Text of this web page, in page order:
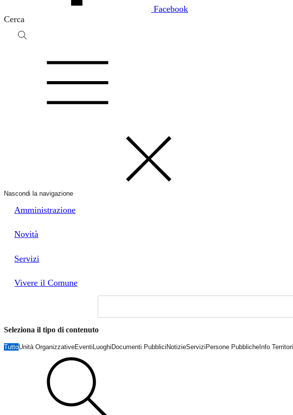
Facebook
Cerca
Nascondi la navigazione
Amministrazione
Novità
Servizi
Vivere il Comune
Seleziona il tipo di contenuto
TuttoUnità OrganizzativeEventiLuoghiDocumenti PubbliciNotizieServiziPersone PubblicheInfo Territori